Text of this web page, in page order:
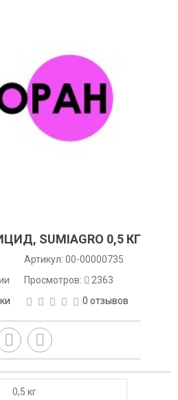
SUMIAGRO 0,5 КГ
Артикул: 00-00000735
Просмотров:
2363
0 отзывов
0,5 кг